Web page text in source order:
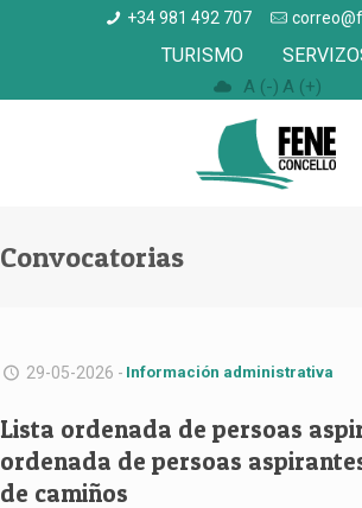
+34 981 492 707
TURISMO
A (-) A (+)
Convocatorias
29-05-2026 - Información administrativa
Lista ordenada de persoas
ordenada de persoas
de camiños